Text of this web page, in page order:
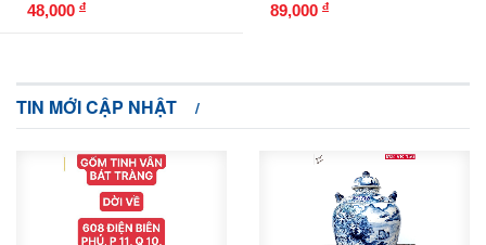
48,000 đ
vân
89,000 đ
TIN MỚI CẬP NHẬT